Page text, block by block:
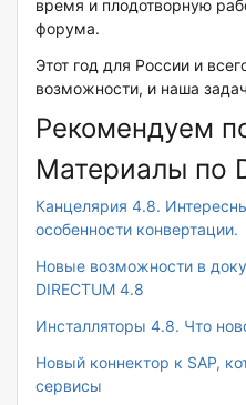
время и плодотворную
форума.
Этот год для России и
возможности, и наша
Рекомендуем
Материалы по
Канцелярия 4.8.
особенности конвертации.
Новые возможности в
DIRECTUM 4.8
Инсталляторы 4.8. Что
Новый коннектор к SAP,
сервисы